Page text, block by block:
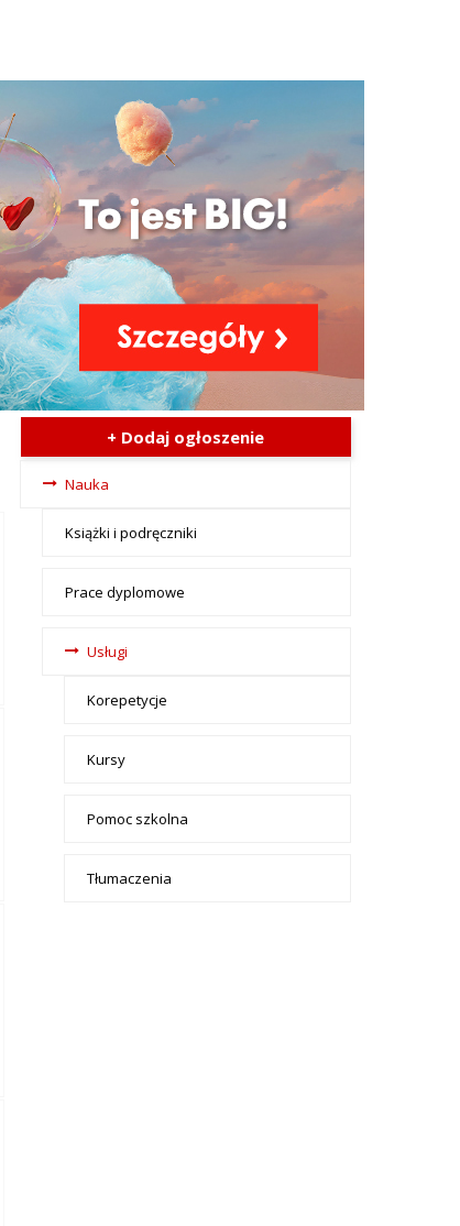
+ Dodaj ogłoszenie
Ogłoszenia
Nauka
Nauka
Książki i podręczniki
Prace dyplomowe
Usługi
Korepetycje
Kursy
Pomoc szkolna
Tłumaczenia